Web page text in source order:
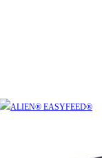
ALIEN® EASYFEED®